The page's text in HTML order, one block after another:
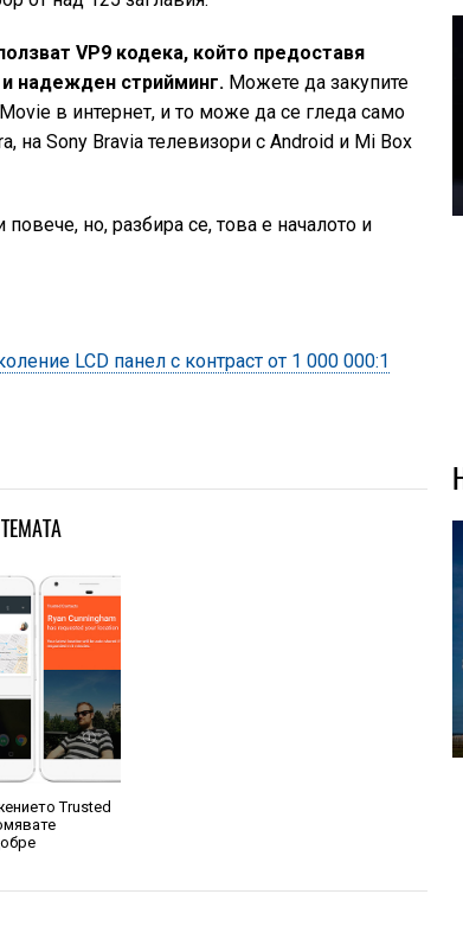
VP9 кодека, който предоставя
надежден стрийминг. Можете да закупите
в интернет, и то може да се гледа само
на Sony Bravia телевизори с Android и Mi Box
повече, но, разбира се, това е началото и
LCD панел с контраст от 1 000 000:1
Trusted